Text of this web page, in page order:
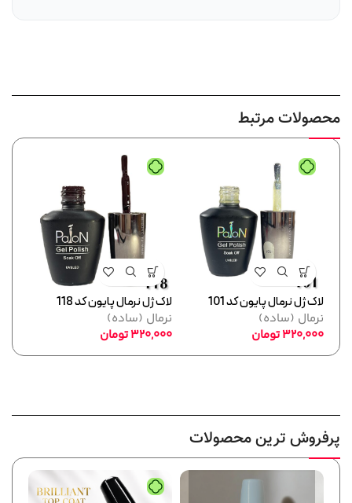
محصولات مرتبط
لاک ژل نرمال پایون کد 101
نرمال (ساده)
320,000تومان
لاک ژل نرمال پایون کد 118
نرمال (ساده)
320,000تومان
پرفروش ترین محصولات